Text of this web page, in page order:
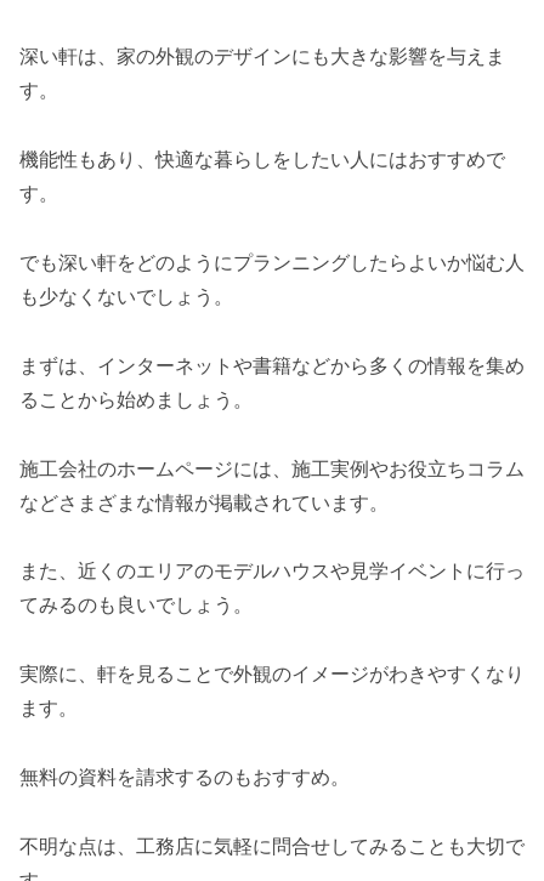
深い軒は、家の外観のデザインにも大きな影響を与えま
す。
機能性もあり、快適な暮らしをしたい人にはおすすめで
す。
でも深い軒をどのようにプランニングしたらよいか悩む人
も少なくないでしょう。
まずは、インターネットや書籍などから多くの情報を集め
ることから始めましょう。
施工会社のホームページには、施工実例やお役立ちコラム
などさまざまな情報が掲載されています。
また、近くのエリアのモデルハウスや見学イベントに行っ
てみるのも良いでしょう。
実際に、軒を見ることで外観のイメージがわきやすくなり
ます。
無料の資料を請求するのもおすすめ。
不明な点は、工務店に気軽に問合せしてみることも大切で